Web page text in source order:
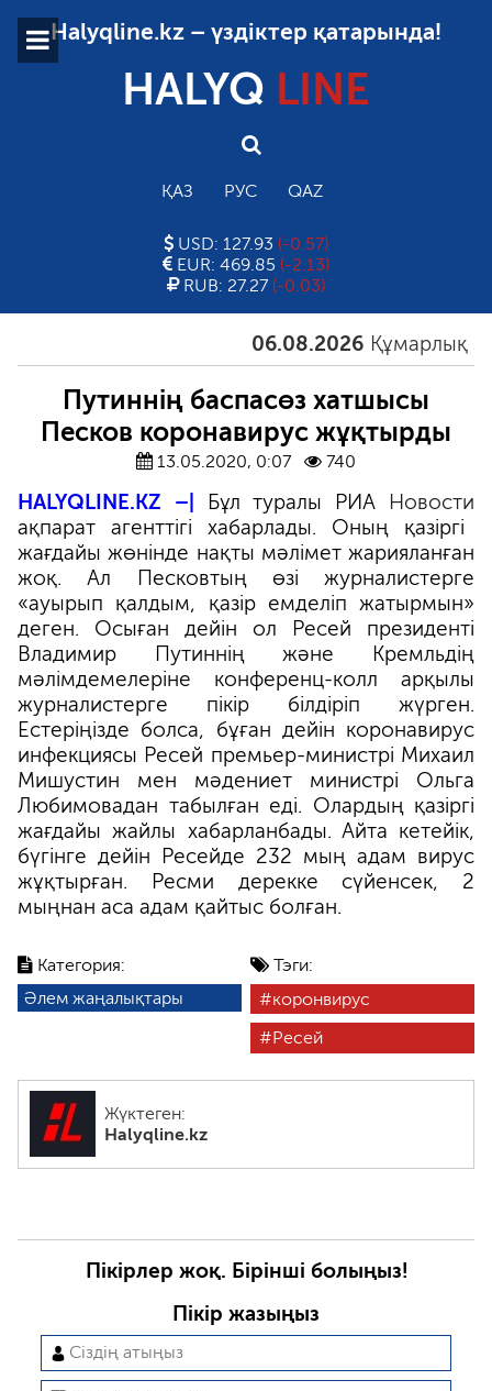
Halyqline.kz – үздіктер қатарында!
HALYQ LINE
ҚАЗ РУС QAZ
USD: 127.93 (-0.57)
EUR: 469.85 (-2.13)
RUB: 27.27 (-0.03)
06.08.2026 Құмарлық
Категория:
Әлем жаңалықтары
Тэги:
коронвирус
Ресей
Жүктеген:
Halyqline.kz
Путиннің баспасөз хатшысы
Песков коронавирус жұқтырды
13.05.2020, 0:07 740
HALYQLINE.KZ –| Бұл туралы РИА Новости
ақпарат агенттігі хабарлады. Оның қазіргі
жағдайы жөнінде нақты мәлімет жарияланған
жоқ. Ал
Песковтың өзі журналистерге
«ауырып қалдым, қазір емделіп жатырмын»
деген. Осыған дейін ол Ресей президенті
Владимир Путиннің және Кремльдің
мәлімдемелеріне конференц-колл арқылы
журналистерге пікір білдіріп жүрген.
Естеріңізде болса, бұған дейін коронавирус
инфекциясы Ресей премьер-министрі Михаил
Мишустин мен мәдениет министрі Ольга
Любимовадан табылған еді. Олардың қазіргі
жағдайы жайлы хабарланбады. Айта кетейік,
бүгінге дейін Ресейде 232 мың адам вирус
жұқтырған. Ресми дерекке сүйенсек, 2
мыңнан аса адам қайтыс болған.
Пікірлер жоқ. Бірінші болыңыз!
Пікір жазыңыз